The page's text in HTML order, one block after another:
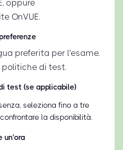
oppure
OnVUE.
preferita per l'esame.
politiche di test.
test (se applicabile)
seleziona fino a tre
la disponibilità.
un'ora